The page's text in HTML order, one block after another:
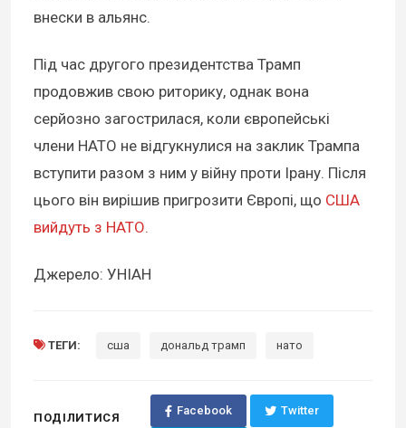
внески в альянс.
Під час другого президентства Трамп
продовжив свою риторику, однак вона
серйозно загострилася, коли європейські
члени НАТО не відгукнулися на заклик Трампа
вступити разом з ним у війну проти Ірану. Після
цього він вирішив пригрозити Європі, що США
вийдуть з НАТО.
Джерело: УНІАН
ТЕГИ: сша дональд трамп нато
ПОДІЛИТИСЯ
Facebook Twitter